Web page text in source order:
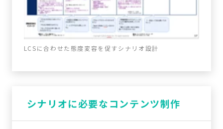
LCSに合わせた態度変容を促すシナリオ設計
シナリオに必要なコンテンツ制作